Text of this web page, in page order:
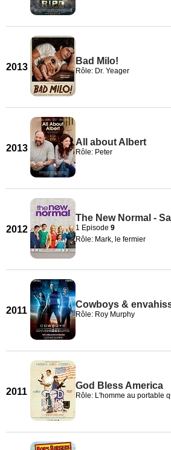
2013
Bad Milo!
Rôle: Dr. Yeager
2013
All about Albert
Rôle: Peter
2012
The New Normal -
1 Episode 9
Rôle: Mark, le fermier
2011
Cowboys &
Rôle: Roy Murphy
2011
God Bless America
Rôle: L'homme au portable